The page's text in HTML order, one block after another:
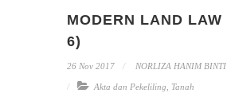
MODERN LAND LAW
6)
26 Nov 2017 NORLIZA HANIM
Akta dan Pekeliling Tanah